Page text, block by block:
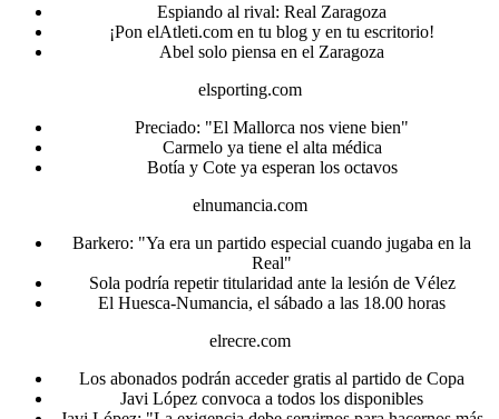
Espiando al rival: Real Zaragoza
¡Pon elAtleti.com en tu blog y en tu escritorio!
Abel solo piensa en el Zaragoza
elsporting.com
Preciado: "El Mallorca nos viene bien"
Carmelo ya tiene el alta médica
Botía y Cote ya esperan los octavos
elnumancia.com
Barkero: "Ya era un partido especial cuando jugaba en la
Real"
Sola podría repetir titularidad ante la lesión de Vélez
El Huesca-Numancia, el sábado a las 18.00 horas
elrecre.com
Los abonados podrán acceder gratis al partido de Copa
Javi López convoca a todos los disponibles